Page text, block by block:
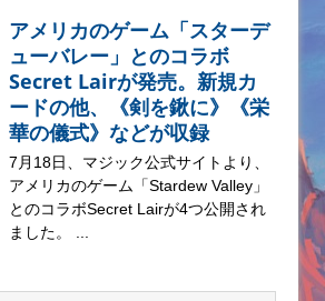
アメリカのゲーム「スターデ
ューバレー」とのコラボ
Secret Lairが発売。新規カ
ードの他、《剣を鍬に》《栄
華の儀式》などが収録
7月18日、マジック公式サイトより、
アメリカのゲーム「Stardew Valley」
とのコラボSecret Lairが4つ公開され
ました。 ...